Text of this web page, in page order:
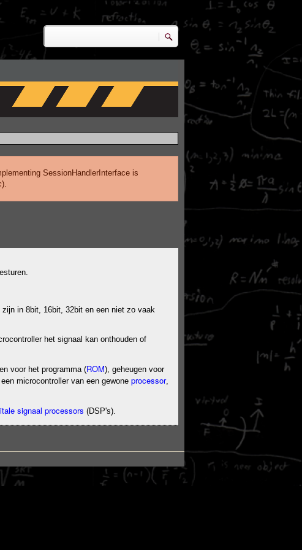
Zoeken
SessionHandlerInterface is
).
in 8bit, 16bit, 32bit en een niet zo vaak
het signaal kan onthouden of
voor het programma (ROM), geheugen voor
microcontroller van een gewone processor,
signaal processors (DSP's).